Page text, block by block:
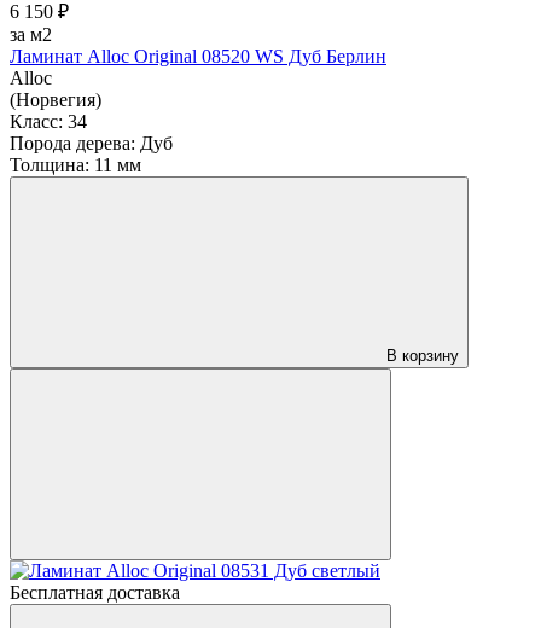
6 150 ₽
за м2
Ламинат Alloc Original 08520 WS Дуб Берлин
Alloc
(Норвегия)
Класс: 34
Порода дерева: Дуб
Толщина: 11 мм
В корзину
Бесплатная доставка